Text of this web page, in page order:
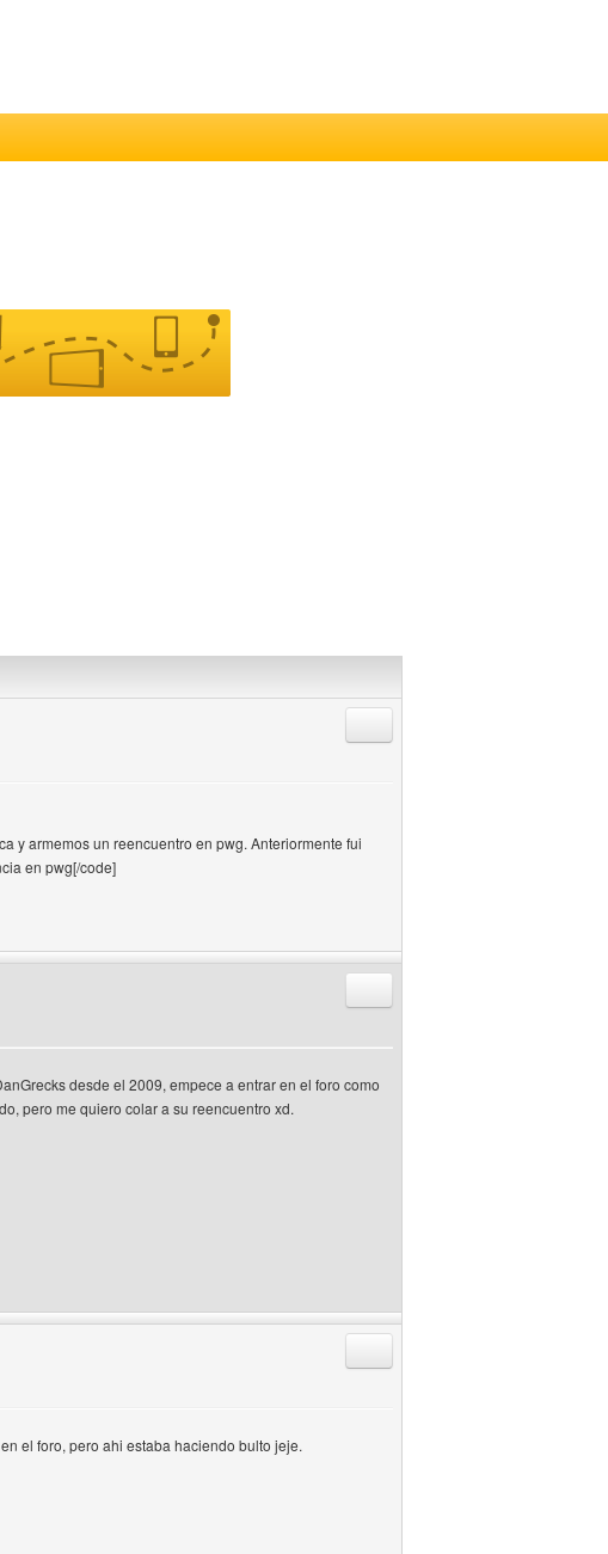
y armemos un reencuentro en pwg. Anteriormente fui
en pwg[/code]
desde el 2009, empece a entrar en el foro como
pero me quiero colar a su reencuentro xd.
el foro, pero ahi estaba haciendo bulto jeje.